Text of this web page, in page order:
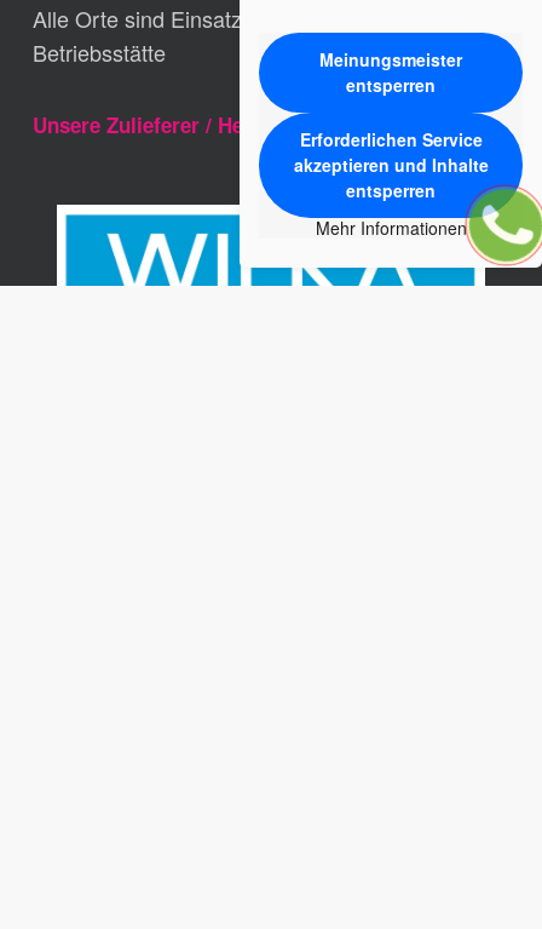
Alle Orte sind Einsatzgebiete aber keine
Betriebsstätte
Unsere Zulieferer / Hersteller
Meinungsmeister
entsperren
Erforderlichen Service
akzeptieren und Inhalte
entsperren
Mehr Informationen